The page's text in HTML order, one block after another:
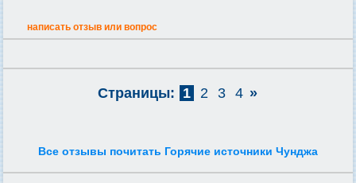
написать отзыв или вопрос
Страницы: 1 2 3 4 »
Все отзывы почитать Горячие источники Чунджа